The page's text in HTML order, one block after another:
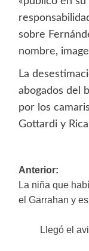
sobre
nombre,
La
abogados del
por los
Gottardi y
de
Anterior:
La niña que
el Garrahan y
Llegó el